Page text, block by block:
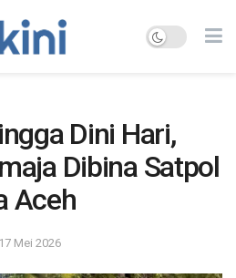
Dini Hari,
Dibina Satpol
Aceh
17 Mei 2026